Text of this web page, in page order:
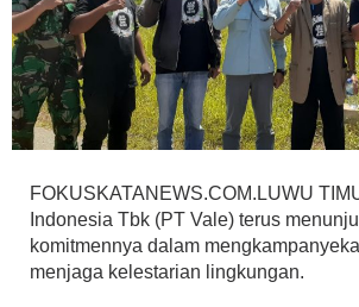
FOKUSKATANEWS.COM.LUWU
Indonesia Tbk (PT Vale) terus
komitmennya dalam
menjaga kelestarian lingkungan.